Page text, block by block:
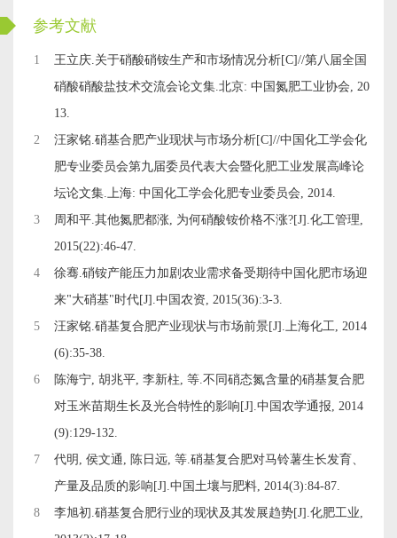
ckwx
参考文献
1
王立庆.关于硝酸硝铵生产和市场情况分析[C]//第八届全国
硝酸硝酸盐技术交流会论文集.北京: 中国氮肥工业协会, 20
13.
2
汪家铭.硝基合肥产业现状与市场分析[C]//中国化工学会化
肥专业委员会第九届委员代表大会暨化肥工业发展高峰论
坛论文集.上海: 中国化工学会化肥专业委员会, 2014.
3
周和平.其他氮肥都涨, 为何硝酸铵价格不涨?[J].化工管理,
2015(22):46-47.
4
徐骞.硝铵产能压力加剧农业需求备受期待中国化肥市场迎
来"大硝基"时代[J].中国农资, 2015(36):3-3.
5
汪家铭.硝基复合肥产业现状与市场前景[J].上海化工, 2014
(6):35-38.
6
陈海宁, 胡兆平, 李新柱, 等.不同硝态氮含量的硝基复合肥
对玉米苗期生长及光合特性的影响[J].中国农学通报, 2014
(9):129-132.
7
代明, 侯文通, 陈日远, 等.硝基复合肥对马铃薯生长发育、
产量及品质的影响[J].中国土壤与肥料, 2014(3):84-87.
8
李旭初.硝基复合肥行业的现状及其发展趋势[J].化肥工业,